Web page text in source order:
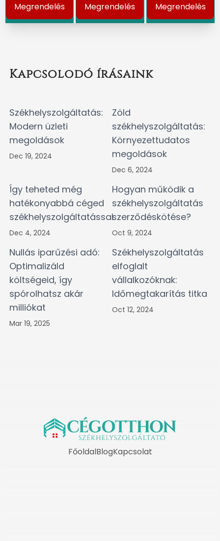
Megrendelés Megrendelés Megrendelés
Kapcsolodó írásaink
Székhelyszolgáltatás:
Modern üzleti
megoldások
Dec 19, 2024
Zöld
székhelyszolgáltatás:
Környezettudatos
megoldások
Dec 6, 2024
Így teheted még
hatékonyabbá céged
székhelyszolgáltatással
Dec 4, 2024
Hogyan működik a
székhelyszolgáltatás
szerződéskötése?
Oct 9, 2024
Nullás iparűzési adó:
Optimalizáld
költségeid, így
spórolhatsz akár
milliókat
Mar 19, 2025
Székhelyszolgáltatás
elfoglalt
vállalkozóknak:
Időmegtakarítás titka
Oct 12, 2024
FőoldalBlogKapcsolat